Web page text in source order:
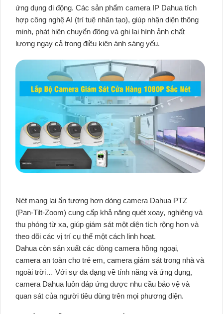
ứng dụng di động. Các sản phẩm camera IP Dahua tích
hợp công nghệ AI (trí tuệ nhân tạo), giúp nhận diện thông
minh, phát hiện chuyển động và ghi lại hình ảnh chất
lượng ngay cả trong điều kiện ánh sáng yếu.
Nét mang lại ấn tượng hơn dòng camera Dahua PTZ
(Pan-Tilt-Zoom) cung cấp khả năng quét xoay, nghiêng và
thu phóng từ xa, giúp giám sát một diện tích rộng hơn và
theo dõi các vị trí cụ thể một cách linh hoạt.
Dahua còn sản xuất các dòng camera hồng ngoại,
camera an toàn cho trẻ em, camera giám sát trong nhà và
ngoài trời… Với sự đa dạng về tính năng và ứng dụng,
camera Dahua luôn đáp ứng được nhu cầu bảo vệ và
quan sát của người tiêu dùng trên mọi phương diện.